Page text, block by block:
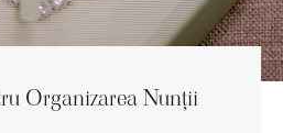
Organizarea Nunții